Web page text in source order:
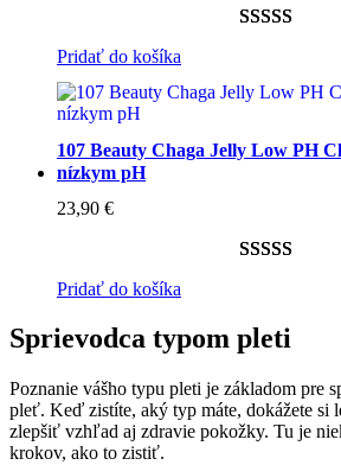
základe
recenzií
Pridať do košíka
107 Beauty Chaga Jelly Low PH
nízkym pH
23,90 €
základe
recenzií
Pridať do košíka
Sprievodca typom pleti
Poznanie vášho typu pleti je základom pre
pleť. Keď zistíte, aký typ máte, dokážete si
zlepšiť vzhľad aj zdravie pokožky. Tu je
krokov, ako to zistiť.